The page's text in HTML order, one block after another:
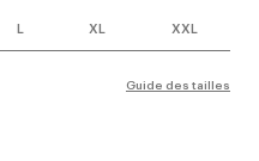
L XL XXL
Guide des tailles